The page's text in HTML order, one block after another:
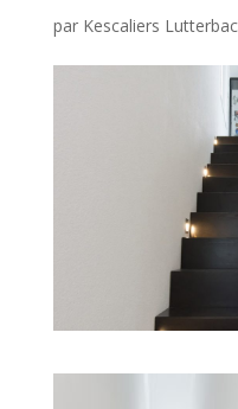
par Kescaliers